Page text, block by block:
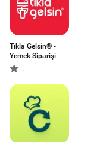
Tıkla Gelsin® -
Yemek Siparişi
-